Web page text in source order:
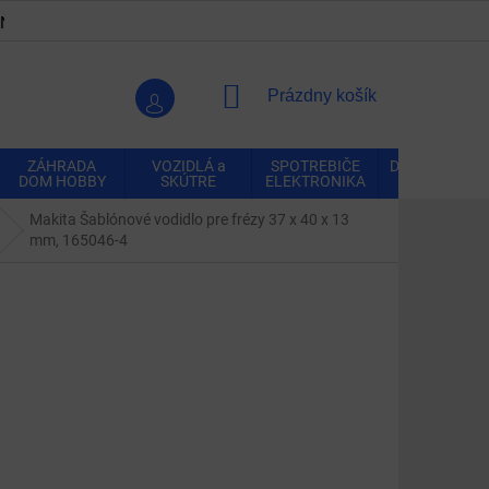
NÁKUPNÝ
Prázdny košík
ZÁHRADA
DOM HOBBY
VOZIDLÁ a
SKÚTRE
SPOTREBIČE
ELEKTRONIKA
DOMÁCNOSŤ
Makita Šablónové vodidlo pre frézy 37 x 40 x 13
mm, 165046-4